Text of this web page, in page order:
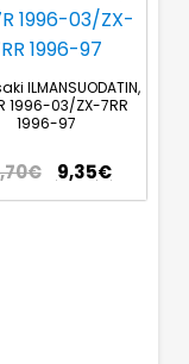
ILMANSUODATIN,
1996-03/ZX-7RR
1996-97
€ 9,35€